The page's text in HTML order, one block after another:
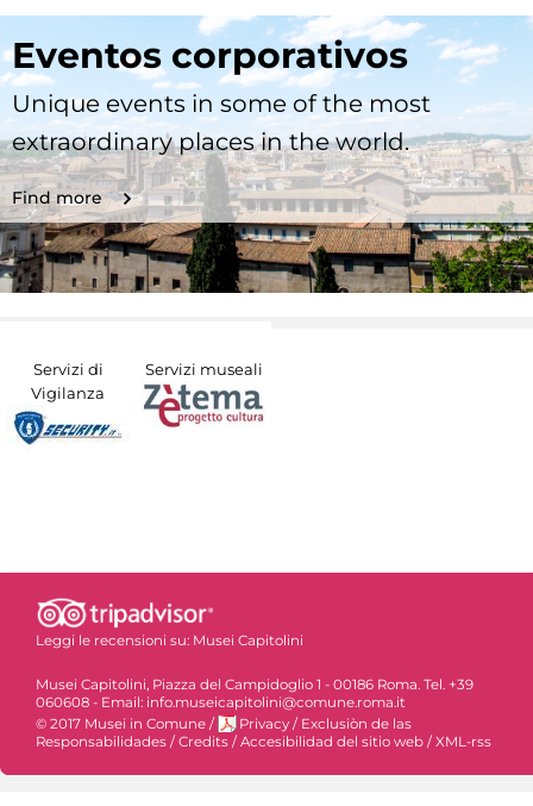
Eventos corporativos
Unique events in some of the most
extraordinary places in the world.
Find more
Servizi di
Vigilanza
Servizi museali
Leggi le recensioni su: Musei Capitolini
Musei Capitolini, Piazza del Campidoglio 1 - 00186 Roma. Tel. +39
060608 - Email: info.museicapitolini@comune.roma.it
© 2017 Musei in Comune / Privacy / Exclusiòn de las
Responsabilidades / Credits / Accesibilidad del sitio web / XML-rss